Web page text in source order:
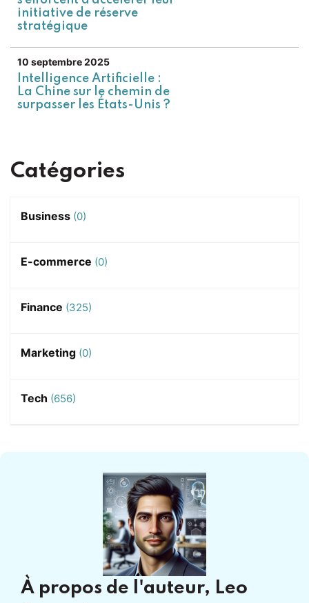
initiative de réserve
stratégique
10 septembre 2025
Intelligence Artificielle :
La Chine sur le chemin de
surpasser les États-Unis ?
Catégories
Business (0)
E-commerce (0)
Finance (325)
Marketing (0)
Tech (656)
À propos de l'auteur, Leo